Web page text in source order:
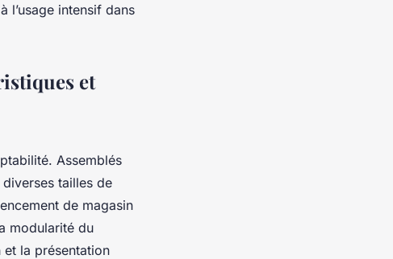
l’usage intensif dans
et
Assemblés
tailles de
de magasin
modularité du
la présentation